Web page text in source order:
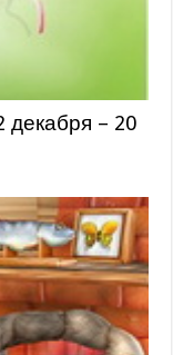
декабря – 20